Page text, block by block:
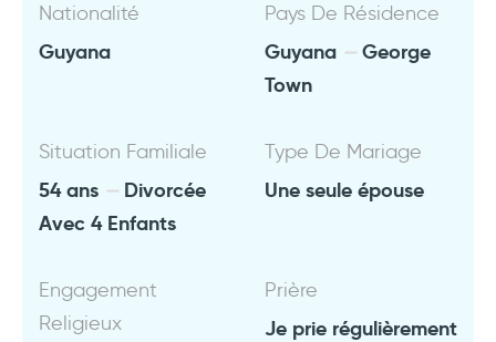
Nationalité
Guyana
Pays De Résidence
Guyana
George
Town
Situation Familiale
54 ans
Divorcée
Avec 4 Enfants
Type De Mariage
Une seule épouse
Engagement
Religieux
Prière
Je prie régulièrement